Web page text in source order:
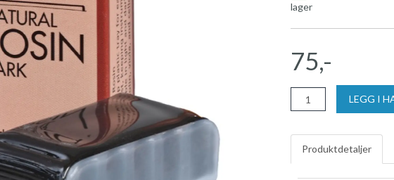
lager
75,-
LEGG I
Produktdetaljer